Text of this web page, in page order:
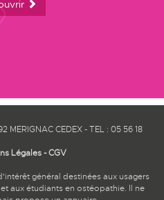
MERIGNAC CEDEX - TEL : 05 56 18
Légales-CGV
général destinées aux usagers
aux étudiants en ostéopathie. Il ne